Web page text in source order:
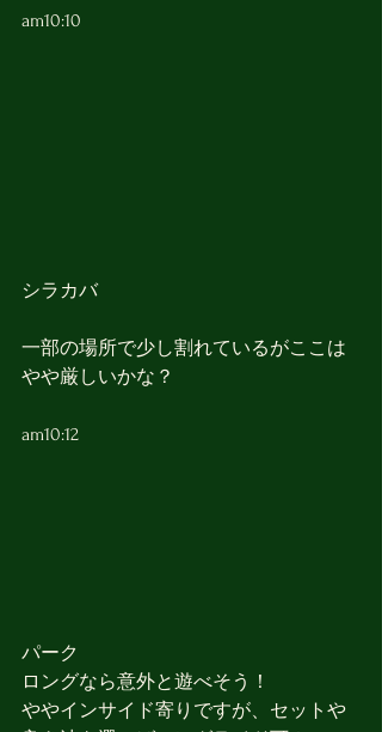
am10:10
シラカバ
一部の場所で少し割れているがここは
やや厳しいかな？
am10:12
パーク
ロングなら意外と遊べそう！
ややインサイド寄りですが、セットや